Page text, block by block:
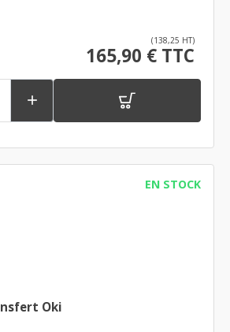
(138,25 HT)
165,90 € TTC

EN STOCK
Oki